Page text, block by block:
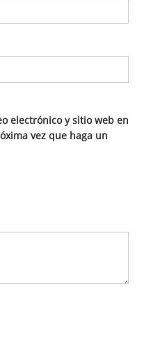
electrónico y sitio web en
vez que haga un